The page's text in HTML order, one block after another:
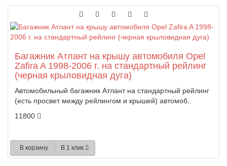
Багажник Атлант на крышу автомобиля Opel
Zafira A 1998-2006 г. на стандартный рейлинг
(черная крыловидная дуга)
Автомобильный багажник Атлант на стандартный рейлинг
(есть просвет между рейлингом и крышей) автомоб..
11800
В корзину В 1 клик